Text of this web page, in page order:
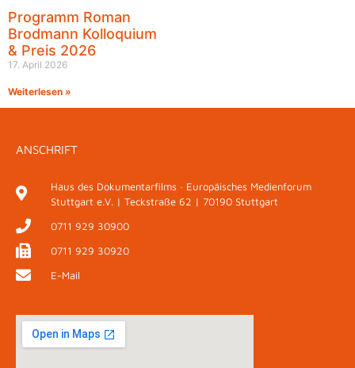
Programm Roman
Brodmann Kolloquium
& Preis 2026
17. April 2026
Weiterlesen »
ANSCHRIFT
Haus des Dokumentarfilms · Europäisches Medienforum
Stuttgart e.V. | Teckstraße 62 | 70190 Stuttgart
0711 929 30900
0711 929 30920
E-Mail